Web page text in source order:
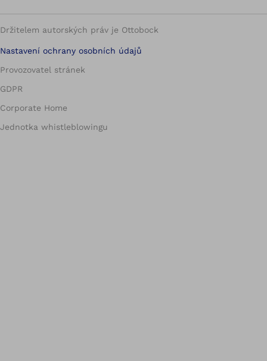
Držitelem autorských práv je Ottobock
Nastavení ochrany osobních údajů
Provozovatel stránek
GDPR
Corporate Home
Jednotka whistleblowingu